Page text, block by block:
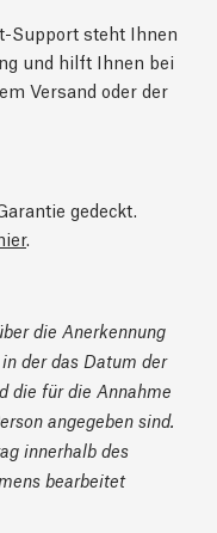
Support steht Ihnen
und hilft Ihnen bei
Versand oder der
gedeckt.
.
die Anerkennung
der das Datum der
die für die Annahme
angegeben sind.
innerhalb des
bearbeitet